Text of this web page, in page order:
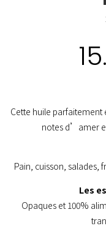
Cette huile parfaitement
notes d’amer
Pain, cuisson,
Les
Opaques et 100%